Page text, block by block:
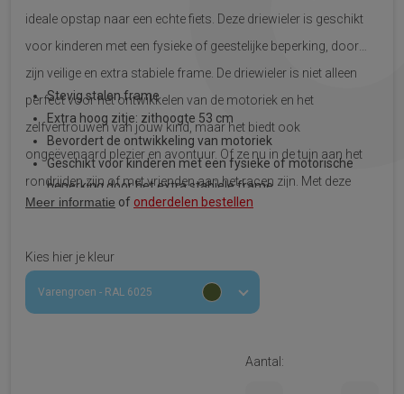
ideale opstap naar een echte fiets. Deze driewieler is geschikt
voor kinderen met een fysieke of geestelijke beperking, door
zijn veilige en extra stabiele frame. De driewieler is niet alleen
perfect voor het ontwikkelen van de motoriek en het
zelfvertrouwen van jouw kind, maar het biedt ook
ongeëvenaard plezier en avontuur. Of ze nu in de tuin aan het
rondrijden zijn of met vrienden aan het racen zijn. Met deze
driewieler is elke rit een belofte voor nieuw avontuur.
Stevig stalen frame
Extra hoog zitje: zithoogte 53 cm
Bevordert de ontwikkeling van motoriek
Geschikt voor kinderen met een fysieke of motorische
beperking door het extra stabiele frame
Meer informatie of onderdelen bestellen
Kies hier je kleur
Varengroen - RAL 6025
Aantal: